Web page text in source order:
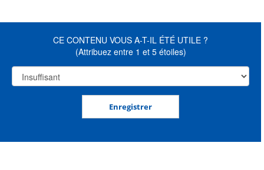
CE CONTENU VOUS A-T-IL ÉTÉ UTILE ?
(Attribuez entre 1 et 5 étoiles)